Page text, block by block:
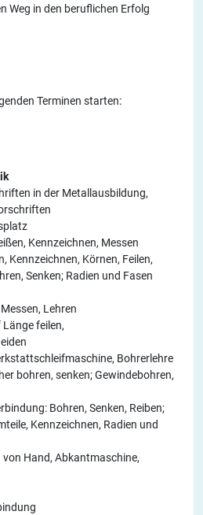
Weg in den beruflichen Erfolg
Terminen starten:
in der Metallausbildung,
Kennzeichnen, Messen
Kennzeichnen, Körnen, Feilen,
Senken; Radien und Fasen
Lehren
feilen,
Bohrerlehre
bohren, senken; Gewindebohren,
Bohren, Senken, Reiben;
Kennzeichnen, Radien und
von Hand, Abkantmaschine,